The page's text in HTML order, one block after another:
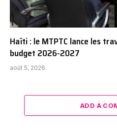
Haïti : le MTPTC lance les
budget 2026-2027
août 5, 2026
ADD A